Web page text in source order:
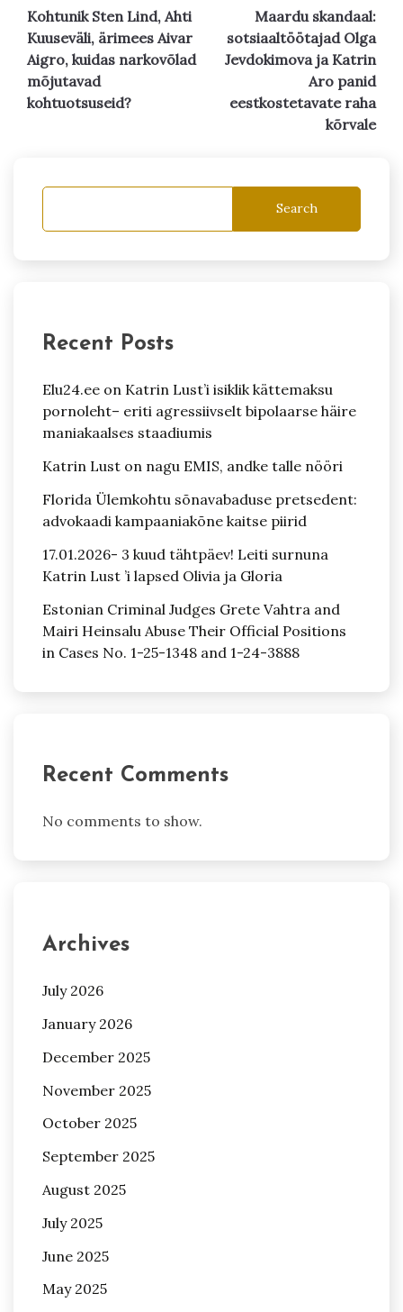
navigation
Kohtunik Sten Lind, Ahti
Kuuseväli, ärimees Aivar
Aigro, kuidas narkovõlad
mõjutavad
kohtuotsuseid?
Maardu skandaal:
sotsiaaltöötajad Olga
Jevdokimova ja Katrin
Aro panid
eestkostetavate raha
kõrvale
Search
Recent Posts
Elu24.ee on Katrin Lust’i isiklik kättemaksu
pornoleht– eriti agressiivselt bipolaarse häire
maniakaalses staadiumis
Katrin Lust on nagu EMIS, andke talle nööri
Florida Ülemkohtu sõnavabaduse pretsedent:
advokaadi kampaaniakõne kaitse piirid
17.01.2026- 3 kuud tähtpäev! Leiti surnuna
Katrin Lust ’i lapsed Olivia ja Gloria
Estonian Criminal Judges Grete Vahtra and
Mairi Heinsalu Abuse Their Official Positions
in Cases No. 1-25-1348 and 1-24-3888
Recent Comments
No comments to show.
Archives
July 2026
January 2026
December 2025
November 2025
October 2025
September 2025
August 2025
July 2025
June 2025
May 2025